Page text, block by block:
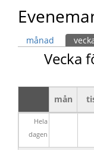
Primära flikar
månad
Vecka
mån
Hela
dagen